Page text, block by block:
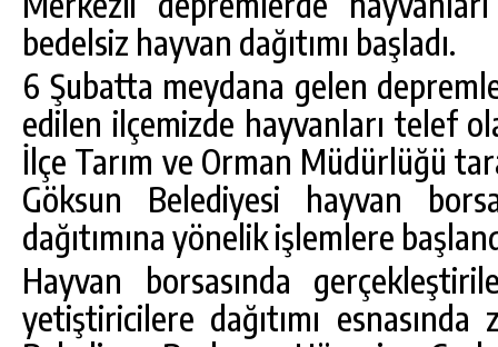
bedelsiz hayvan dağıtımı başladı.
6 Şubatta meydana gelen
edilen ilçemizde hayvanları telef
İlçe Tarım ve Orman Müdürlüğü
Göksun Belediyesi hayvan
dağıtımına yönelik işlemlere
Hayvan borsasında
yetiştiricilere dağıtımı